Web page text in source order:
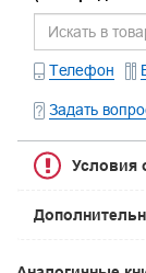
Телефон
Задать
Условия